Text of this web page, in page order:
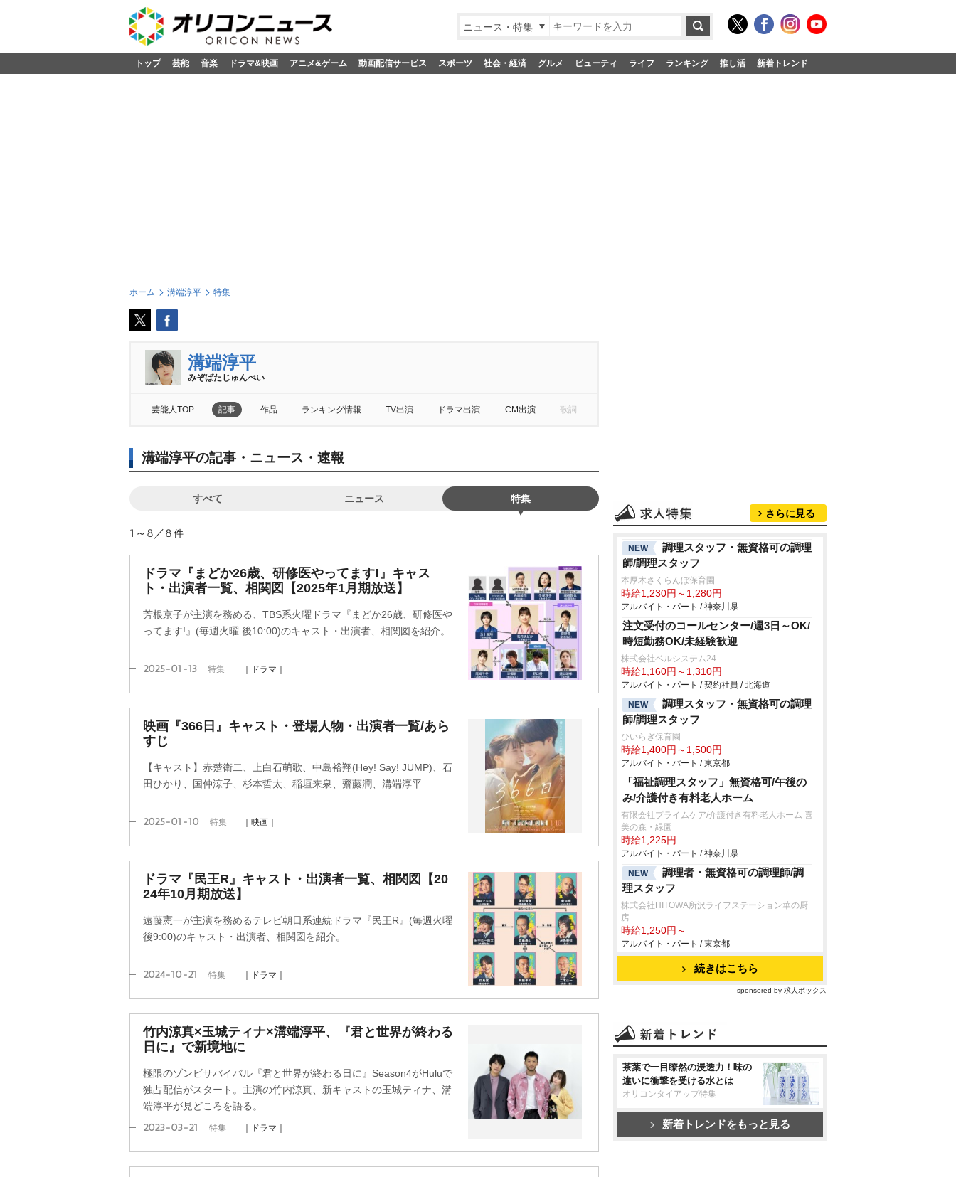
ニュース・特集
トップ 芸能 音楽 ドラマ&映画 アニメ&ゲーム 動画配信サービス スポーツ 社会・経済 グルメ ビューティ ライフ ランキング 推し活 新着トレンド
ホーム 溝端淳平 特集
溝端淳平
みぞばたじゅんぺい
芸能人TOP 記事 作品 ランキング情報 TV出演 ドラマ出演 CM出演 歌詞
溝端淳平の記事・ニュース・速報
すべて ニュース 特集
1～8／8件
ドラマ『まどか26歳、研修医やってます!』キャス
ト・出演者一覧、相関図【2025年1月期放送】
芳根京子が主演を務める、TBS系火曜ドラマ『まどか26歳、研修医
ってます!』(毎週火曜 後10:00)のキャスト・出演者、相関図を紹介。
2025-01-13 特集 ｜ドラマ｜
映画『366日』キャスト・登場人物・出演者一覧/あら
すじ
【キャスト】赤楚衛二、上白石萌歌、中島裕翔(Hey! Say! JUMP)、石
田ひかり、国仲涼子、杉本哲太、稲垣来泉、齋藤潤、溝端淳平
2025-01-10 特集 ｜映画｜
ドラマ『民王R』キャスト・出演者一覧、相関図【20
24年10月期放送】
遠藤憲一が主演を務めるテレビ朝日系連続ドラマ『民王R』(毎週火曜
後9:00)のキャスト・出演者、相関図を紹介。
2024-10-21 特集 ｜ドラマ｜
竹内涼真×玉城ティナ×溝端淳平、『君と世界が終わる
日に』で新境地に
極限のゾンビサバイバル『君と世界が終わる日に』Season4がHuluで
独占配信がスタート。主演の竹内涼真、新キャストの玉城ティナ、溝
端淳平が見どころを語る。
2023-03-21 特集 ｜ドラマ｜
さらに見る
NEW
調理スタッフ・無資格可の調理
師/調理スタッフ
本厚木さくらんぼ保育園
時給1,230円～1,280円
アルバイト・パート / 神奈川県
注文受付のコールセンター/週3日～OK/
時短勤務OK/未経験歓迎
株式会社ベルシステム24
時給1,160円～1,310円
アルバイト・パート / 契約社員 / 北海道
NEW
調理スタッフ・無資格可の調理
師/調理スタッフ
ひいらぎ保育園
時給1,400円～1,500円
アルバイト・パート / 東京都
「福祉調理スタッフ」無資格可/午後の
み/介護付き有料老人ホーム
有限会社プライムケア/介護付き有料老人ホーム 喜
美の森・緑園
時給1,225円
アルバイト・パート / 神奈川県
NEW
調理者・無資格可の調理師/調
理スタッフ
株式会社HITOWA所沢ライフステーション華の厨
房
時給1,250円～
アルバイト・パート / 東京都
続きはこちら
sponsored by 求人ボックス
茶葉で一目瞭然の浸透力！味の
違いに衝撃を受ける水とは
オリコンタイアップ特集
新着トレンドをもっと見る